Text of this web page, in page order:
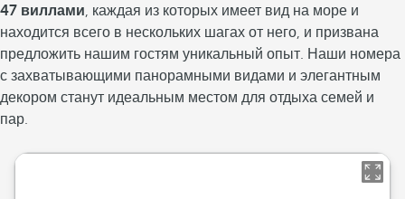
47 виллами , каждая из которых имеет вид на море и
находится всего в нескольких шагах от него, и призвана
предложить нашим гостям уникальный опыт. Наши номера
с захватывающими панорамными видами и элегантным
декором станут идеальным местом для отдыха семей и
пар.